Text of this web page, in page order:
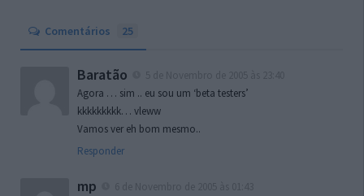
Comentários 25
Baratão
Agora … sim .. eu sou um ‘beta testers’
kkkkkkkkk… vleww
Vamos ver eh bom mesmo..
Responder
mp